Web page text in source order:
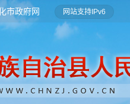
市政府网 网站支持IPv6